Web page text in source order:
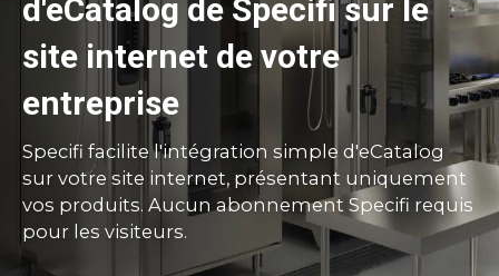
d'eCatalog de Specifi sur le
site internet de votre
entreprise
Specifi facilite l'intégration simple d'eCatalog
sur votre site internet, présentant uniquement
vos produits. Aucun abonnement Specifi requis
pour les visiteurs.